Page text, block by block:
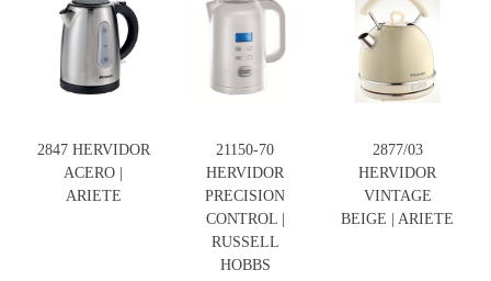
2847 HERVIDOR
ACERO |
ARIETE
21150-70
HERVIDOR
PRECISION
CONTROL |
RUSSELL
HOBBS
2877/03
HERVIDOR
VINTAGE
BEIGE | ARIETE